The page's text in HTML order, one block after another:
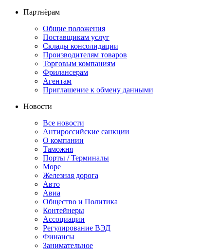
Партнёрам
Общие положения
Поставщикам услуг
Склады консолидации
Производителям товаров
Торговым компаниям
Фрилансерам
Агентам
Приглашение к обмену данными
Новости
Все новости
Антироссийские санкции
О компании
Таможня
Порты / Терминалы
Море
Железная дорога
Авто
Авиа
Общество и Политика
Контейнеры
Ассоциации
Регулирование ВЭД
Финансы
Занимательное